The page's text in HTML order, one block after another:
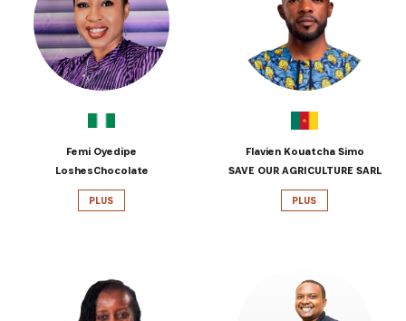
INSCRIVEZ-VOUS À NOTRE
NEWSLETTER
Recevez les dernières informations sur l'Africa
Netpreneur Prize Initiative, nos héros et nos
Femi Oyedipe
LoshesChocolate
PLUS
Flavien Kouatcha Simo
SAVE OUR AGRICULTURE SARL
PLUS